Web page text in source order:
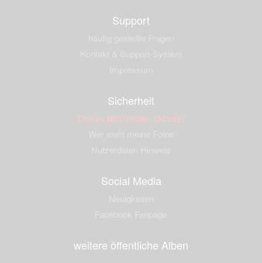
Support
Sicherheit
Dieses Bild melden (Abuse)
Social Media
weitere öffentliche Alben